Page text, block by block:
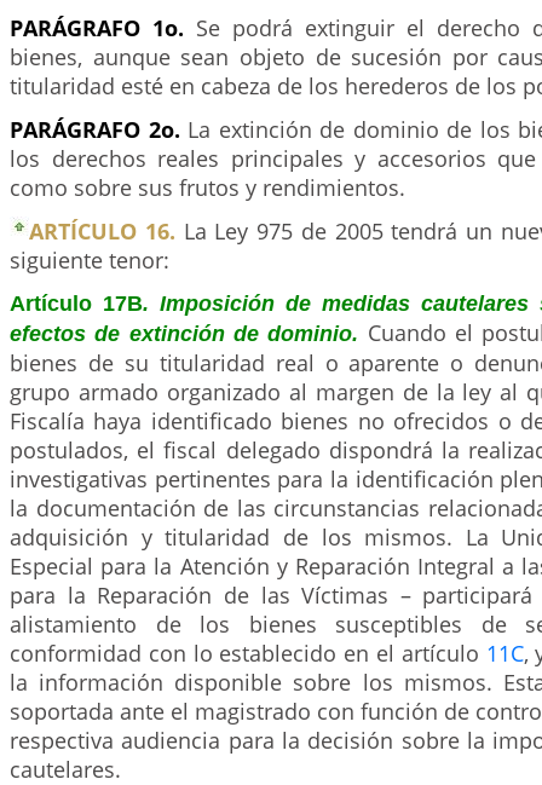
PARÁGRAFO 1o. Se podrá extinguir el derecho
bienes, aunque sean objeto de sucesión por
titularidad esté en cabeza de los herederos de los
PARÁGRAFO 2o. La extinción de dominio de los
los derechos reales principales y accesorios
como sobre sus frutos y rendimientos.
ARTÍCULO 16. La Ley 975 de 2005 tendrá un
siguiente tenor:
Artículo 17B. Imposición de medidas cautelares
efectos de extinción de dominio. Cuando el
bienes de su titularidad real o aparente o
grupo armado organizado al margen de la ley al
Fiscalía haya identificado bienes no ofrecidos o
postulados, el fiscal delegado dispondrá la
investigativas pertinentes para la identificación
la documentación de las circunstancias
adquisición y titularidad de los mismos. La
Especial para la Atención y Reparación Integral a
para la Reparación de las Víctimas –
alistamiento de los bienes susceptibles de
conformidad con lo establecido en el artículo 11C,
la información disponible sobre los mismos.
soportada ante el magistrado con función de
respectiva audiencia para la decisión sobre la
cautelares.